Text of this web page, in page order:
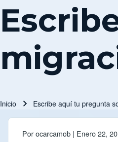
Ruta de
Inicio Escribe aquí tu pregunta
Porocarcamob | Enero 22,